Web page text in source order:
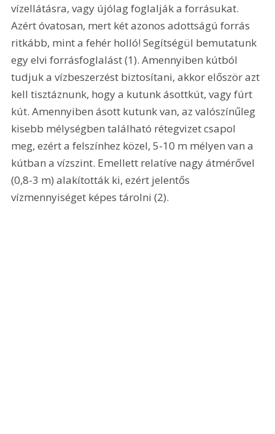
vízellátásra, vagy újólag foglalják a forrásukat.
Azért óvatosan, mert két azonos adottságú forrás
ritkább, mint a fehér holló! Segítségül bemutatunk
egy elvi forrásfoglalást (1). Amennyiben kútból
tudjuk a vízbeszerzést biztosítani, akkor először azt
kell tisztáznunk, hogy a kutunk ásottkút, vagy fúrt
kút. Amennyiben ásott kutunk van, az valószínűleg
kisebb mélységben található rétegvizet csapol
meg, ezért a felszínhez közel, 5-10 m mélyen van a
kútban a vízszint. Emellett relatíve nagy átmérővel
(0,8-3 m) alakították ki, ezért jelentős
vízmennyiséget képes tárolni (2).